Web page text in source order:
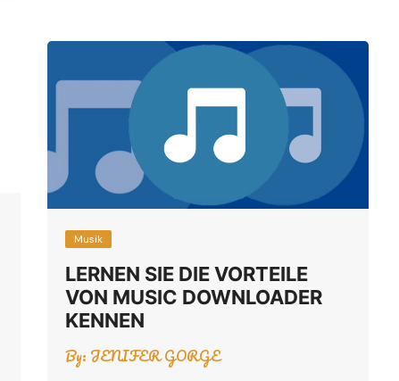
Musik
LERNEN SIE DIE VORTEILE
VON MUSIC DOWNLOADER
KENNEN
By: JENIFER GORGE